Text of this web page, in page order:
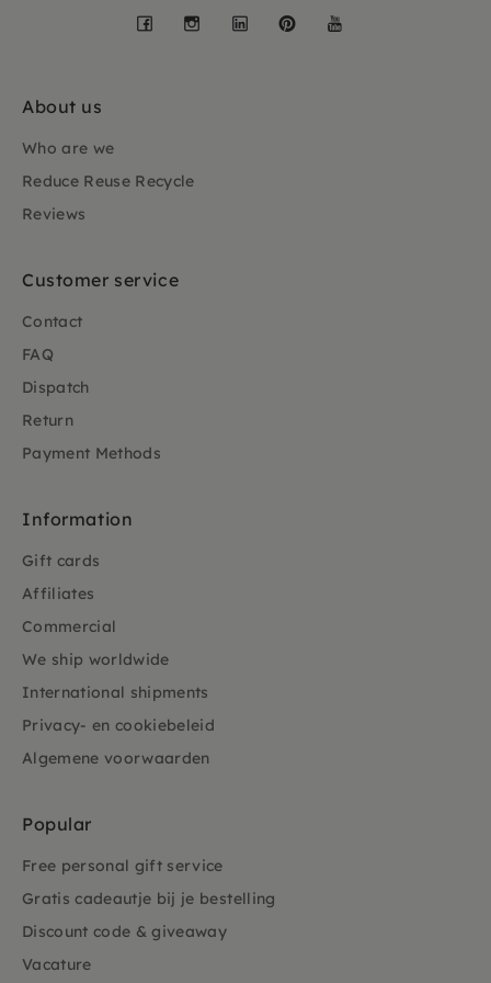
Facebook
Instagram
LinkedInPinterest
About us
Who are we
Reduce Reuse Recycle
Reviews
Customer service
Contact
FAQ
Dispatch
Return
Payment Methods
Information
Gift cards
Affiliates
Commercial
We ship worldwide
International shipments
Privacy- en cookiebeleid
Algemene voorwaarden
Popular
Free personal gift service
Gratis cadeautje bij je bestelling
Discount code & giveaway
Vacature